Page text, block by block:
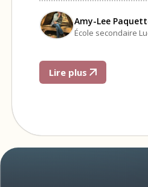
Amy-Lee
École secondaire
Lire plus